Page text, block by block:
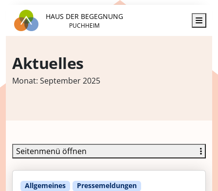
HAUS DER BEGEGNUNG
PUCHHEIM
Aktuelles
Monat:September 2025
Allgemeines
Pressemeldungen
Seitenmenü öffnen